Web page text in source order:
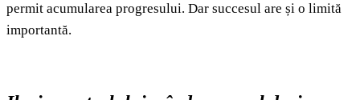
permit acumularea progresului. Dar succesul are și o limită
importantă.